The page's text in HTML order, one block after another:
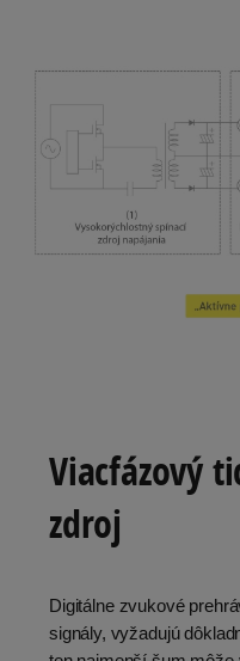
Viacfázový
zdroj
Digitálne zvukové
signály, vyžadujú